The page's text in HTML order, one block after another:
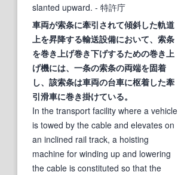
slanted upward. - 特許庁
車両が索条に牽引されて傾斜した軌道
上を昇降する輸送設備において、 索条
を巻き上げ巻き下げするための巻き上
げ機には、一条の索条の両端を固着
し、該索条は車両の台車に枢着した牽
引滑車に巻き掛けている。
In the transport facility where a vehicle
is towed by the cable and elevates on
an inclined rail track, a hoisting
machine for winding up and lowering
the cable is constituted so that the